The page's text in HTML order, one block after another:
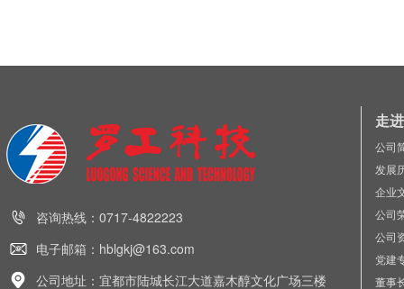
咨询热线：0717-4822223
电子邮箱：hblgkj@163.com
公司地址：宜都市陆城长江大道嘉木醇文化广场三楼
走
公司
发展
企业
公司
公司
党建
董事